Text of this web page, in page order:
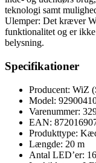
teknologi samt
Ulemper: Det kræver
funktionalitet og er
belysning.
Specifikationer
Producent: WiZ
Model:
Varenummer:
EAN:
Produkttype:
Længde: 20 m
Antal LED’er: